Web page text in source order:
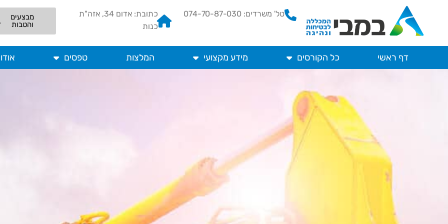
טל' משרדים: 074-70-87-030
כתובת: אדום 34, אזה"ת
כנות
מבצעים
והטבות
דף ראשי כל הקורסים מידע מקצועי המלצות טפסים